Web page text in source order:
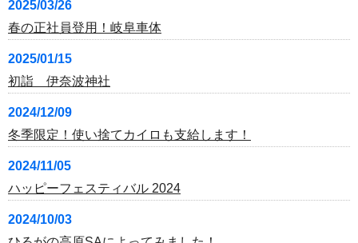
2025/03/26
春の正社員登用！岐阜車体
2025/01/15
初詣 伊奈波神社
2024/12/09
冬季限定！使い捨てカイロも支給します！
2024/11/05
ハッピーフェスティバル 2024
2024/10/03